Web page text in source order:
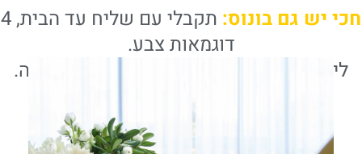
חכי יש גם בונוס:
תקבלי עם שליח עד הבית, 4
דוגמאות צבע.
ליווי בווטסאפ למשך חודש שלם מהפגישה.